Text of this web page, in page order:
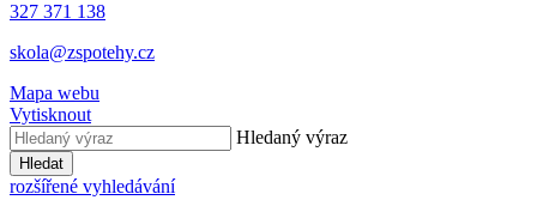
327 371 138
skola@zspotehy.cz
Mapa webu
Vytisknout
Hledaný výraz
Hledat
rozšířené vyhledávání